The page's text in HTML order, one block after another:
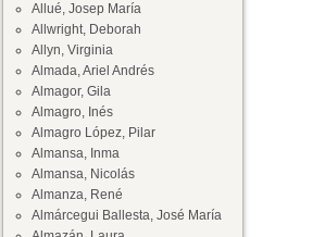
Allué, Josep María
Allwright, Deborah
Allyn, Virginia
Almada, Ariel Andrés
Almagor, Gila
Almagro, Inés
Almagro López, Pilar
Almansa, Inma
Almansa, Nicolás
Almanza, René
Almárcegui Ballesta, José María